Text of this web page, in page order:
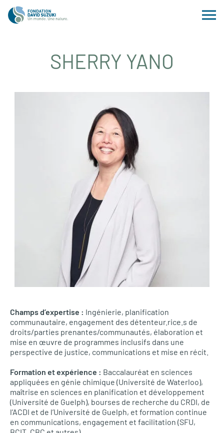
SHERRY YANO
Champs d’expertise : Ingénierie, planification
communautaire, engagement des détenteur.rice.s de
droits/parties prenantes/communautés, élaboration et
mise en œuvre de programmes inclusifs dans une
perspective de justice, communications et mise en récit.
Formation et expérience : Baccalauréat en sciences
appliquées en génie chimique (Université de Waterloo),
maîtrise en sciences en planification et développement
(Université de Guelph), bourses de recherche du CRDI, de
l’ACDI et de l’Université de Guelph, et formation continue
en communications, engagement et facilitation (SFU,